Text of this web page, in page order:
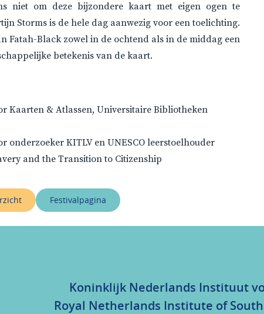
niet om deze bijzondere kaart met eigen ogen te
Storms is de hele dag aanwezig voor een toelichting.
Fatah-Black zowel in de ochtend als in de middag een
betekenis van de kaart.
Kaarten & Atlassen, Universitaire Bibliotheken
onderzoeker KITLV en UNESCO leerstoelhouder
and the Transition to Citizenship
Festivalpagina
Koninklijk Nederlands Instituut
Royal Netherlands Institute of